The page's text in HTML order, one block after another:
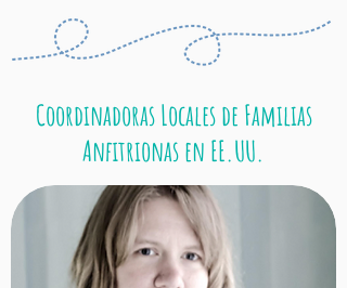
Coordinadoras Locales de Familias
Anfitrionas en EE.UU.